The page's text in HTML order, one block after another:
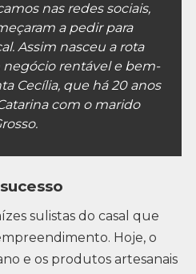
nas redes sociais,
a pedir para
Assim nasceu a rota
rentável e bem-
Cecília, que há 20 anos
com o marido
sulistas do casal que
Hoje, o
e os produtos artesanais